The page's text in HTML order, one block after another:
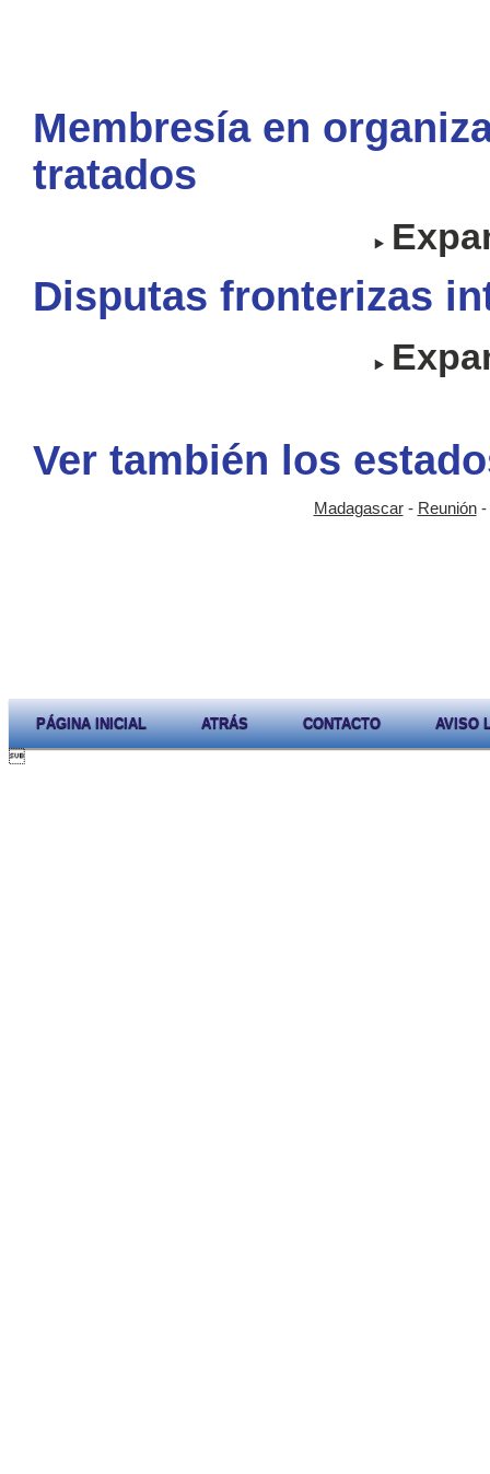
Membresía en
tratados
Disputas fronterizas
Ver también los
Madagascar- Reunión-
PÁGINA INICIAL ATRÁS CONTACTO AVISO
